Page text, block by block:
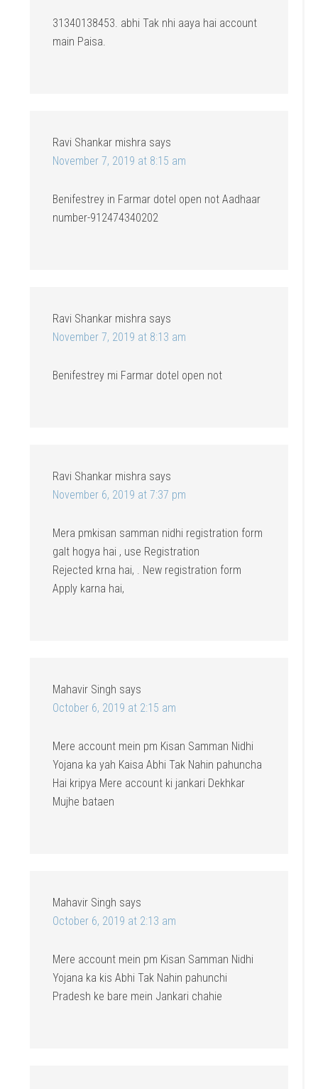
31340138453. abhi Tak nhi aaya hai account
main Paisa.
Ravi Shankar mishra says
November 7, 2019 at 8:15 am
Benifestrey in Farmar dotel open not Aadhaar
number-912474340202
Ravi Shankar mishra says
November 7, 2019 at 8:13 am
Benifestrey mi Farmar dotel open not
Ravi Shankar mishra says
November 6, 2019 at 7:37 pm
Mera pmkisan samman nidhi registration form
galt hogya hai , use Registration
Rejected krna hai, . New registration form
Apply karna hai,
Mahavir Singh says
October 6, 2019 at 2:15 am
Mere account mein pm Kisan Samman Nidhi
Yojana ka yah Kaisa Abhi Tak Nahin pahuncha
Hai kripya Mere account ki jankari Dekhkar
Mujhe bataen
Mahavir Singh says
October 6, 2019 at 2:13 am
Mere account mein pm Kisan Samman Nidhi
Yojana ka kis Abhi Tak Nahin pahunchi
Pradesh ke bare mein Jankari chahie